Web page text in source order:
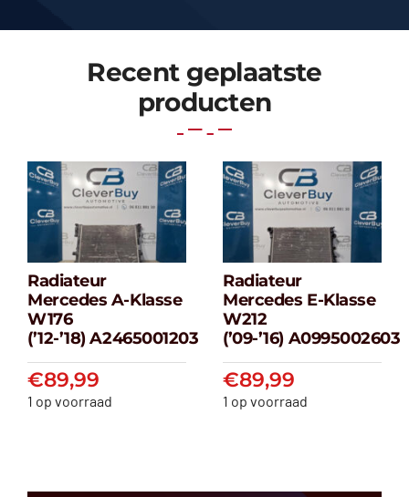
Recent geplaatste
producten
Radiateur
Mercedes A-
klasse W176
(’12-’18) A2465001203
€89,99
Radiateur
Mercedes A-Klasse
W176
(’12-’18) A2465001203
€89,99
1 op voorraad
Radiateur
Mercedes E-
klasse W212
(’09-’16)
€89,99
Radiateur
Mercedes E-Klasse
W212
(’09-’16) A0995002603
€89,99
1 op voorraad